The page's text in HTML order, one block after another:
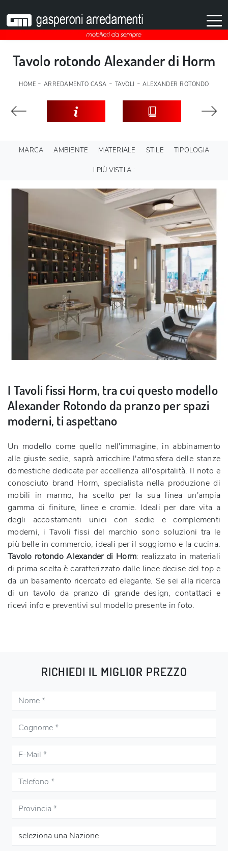
Tavolo rotondo Alexander di Horm
HOME - ARREDAMENTO CASA - TAVOLI -ALEXANDER ROTONDO
MARCA AMBIENTE MATERIALE STILE TIPOLOGIA
I PIÙ VISTI A :
I Tavoli fissi Horm, tra cui questo modello
Alexander Rotondo da pranzo per spazi
moderni, ti aspettano
Un modello come quello nell'immagine, in abbinamento
alle giuste sedie, saprà arricchire l'atmosfera delle stanze
domestiche dedicate per eccellenza all'ospitalità. Il noto e
conosciuto brand Horm, specialista nella produzione di
mobili in marmo, ha scelto per la sua linea un'ampia
gamma di finiture, linee e cromie. Ideali per dare vita a
degli accostamenti unici con sedie e complementi
moderni, i Tavoli fissi del marchio sono soluzioni tra le
più belle in commercio, ideali per il soggiorno e la cucina.
Tavolo rotondo Alexander di Horm: realizzato in materiali
di prima scelta è caratterizzato dalle linee decise del top e
da un basamento ricercato ed elegante. Se sei alla ricerca
di un tavolo da pranzo di grande design, contattaci e
ricevi info e preventivi sul modello presente in foto.
RICHIEDI IL MIGLIOR PREZZO